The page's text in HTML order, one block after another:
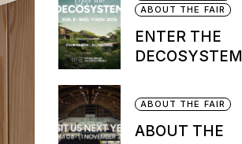
ABOUT THE FAIR
ENTER THE
DECOSYSTEM
ABOUT THE FAIR
ABOUT THE